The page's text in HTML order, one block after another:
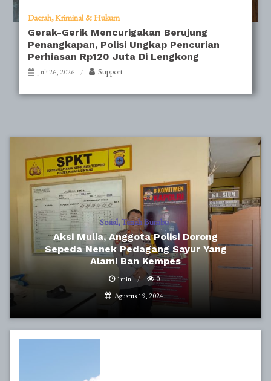
Daerah Kriminal & Hukum
Gerak-Gerik Mencurigakan Berujung
Penangkapan, Polisi Ungkap Pencurian
Perhiasan Rp120 Juta Di Lengkong
Juli 26, 2026 Support
Sosial Tanah Bumbu
Aksi Mulia, Anggota Polisi Dorong
Sepeda Nenek Pedagang Sayur Yang
Alami Ban Kempes
1min
0
Agustus 19, 2024